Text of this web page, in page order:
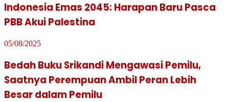
Indonesia Emas 2045: Harapan Baru Pasca
PBB Akui Palestina
05/08/2025
Bedah Buku Srikandi Mengawasi Pemilu,
Saatnya Perempuan Ambil Peran Lebih
Besar dalam Pemilu